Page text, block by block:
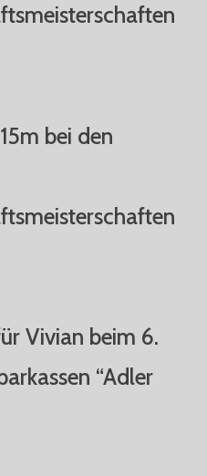
bei den
Vivian beim 6.
“Adler